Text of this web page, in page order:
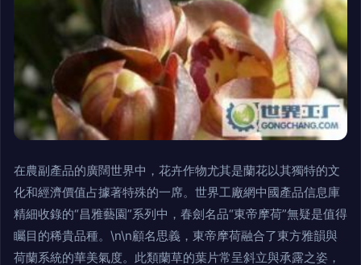
在農副產品的廣闊世界中，花卉作物尤其是蘭花以其獨特的文
化和經濟價值占據著特殊的一席。世界工廠網中國產品信息庫
精細收錄的“昌雅藝園”系列中，春劍名品“東帝摩荷”無疑是值得
矚目的稀貴品種。\n\n顧名思義，東帝摩荷融合了東方雅韻與
荷蘭系統的華美氣度。此類蘭草的葉片常呈斜立與承露之姿，